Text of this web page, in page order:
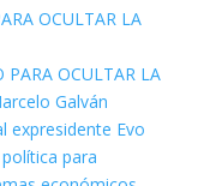
OCULTAR LA